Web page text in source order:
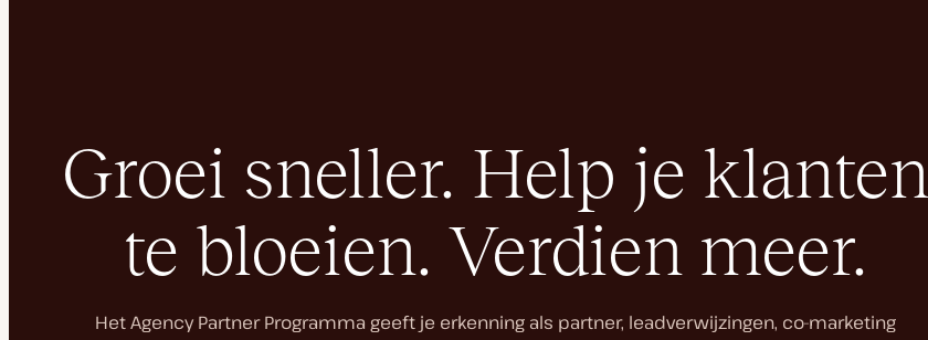
Groei sneller. Help je klanten
te bloeien. Verdien meer.
Het Agency Partner Programma geeft je erkenning als partner, leadverwijzingen, co-marketing